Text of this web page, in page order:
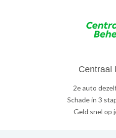
Centraal
2e auto
Schade in 3
Geld snel op